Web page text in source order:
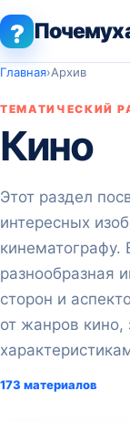
?
Главная›Архив
ТЕМАТИЧЕСКИЙ
Кино
Этот раздел
интересных
кинематографу.
разнообразная
сторон и
от жанров кино,
173 материалов